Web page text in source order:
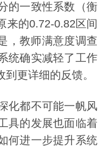
的一致性系数（衡
来的0.72-0.82区间
，教师满意度调查
统确实减轻了工作
更详细的反馈。
都不可能一帆风
具的发展也面临着
何进一步提升系统